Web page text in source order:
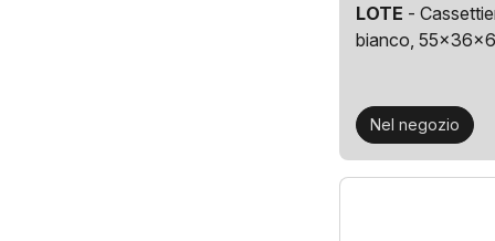
LOTE -
bianco,
Nel negozio